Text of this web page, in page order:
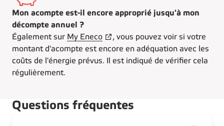
Mon acompte est-il encore approprié jusqu'à mon
décompte annuel ?
Également sur My Eneco
, vous pouvez voir si votre
montant d'acompte est encore en adéquation avec les
coûts de l'énergie prévus. Il est indiqué de vérifier cela
régulièrement.
Questions fréquentes